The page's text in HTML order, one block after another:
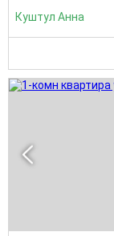
Куштул Анна